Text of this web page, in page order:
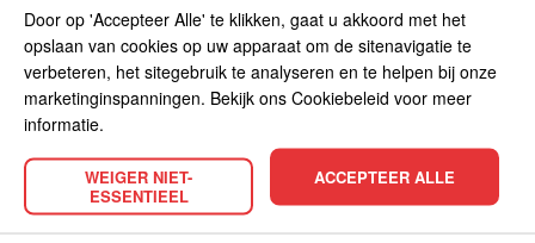
rode peperpoeder aan naar je voorkeur.
Bewaarmethode: Gebruik een schone, luchtdichte
container. Het kan 3-4 maanden in de koelkast bewaard
worden. Laat af en toe lucht ontsnappen om overmatige
fermentatie te voorkomen.
Door op 'Accepteer Alle' te klikken, gaat u akkoord met het
opslaan van cookies op uw apparaat om de sitenavigatie te
verbeteren, het sitegebruik te analyseren en te helpen bij onze
marketinginspanningen. Bekijk ons Cookiebeleid voor meer
informatie.
WEIGER NIET-
ESSENTIEEL
ACCEPTEER ALLE